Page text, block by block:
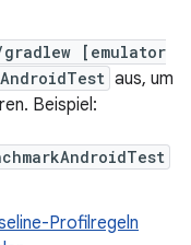
[emulator
aus, um
Beispiel:
Profilregeln